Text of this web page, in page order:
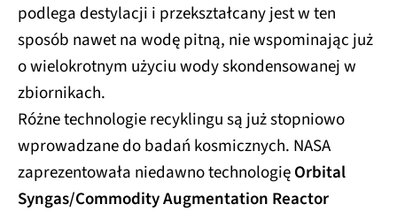
podlega destylacji i przekształcany jest w ten
sposób nawet na wodę pitną, nie wspominając już
o wielokrotnym użyciu wody skondensowanej w
zbiornikach.
Różne technologie recyklingu są już stopniowo
wprowadzane do badań kosmicznych. NASA
zaprezentowała niedawno technologięOrbital
Syngas/Commodity Augmentation Reactor